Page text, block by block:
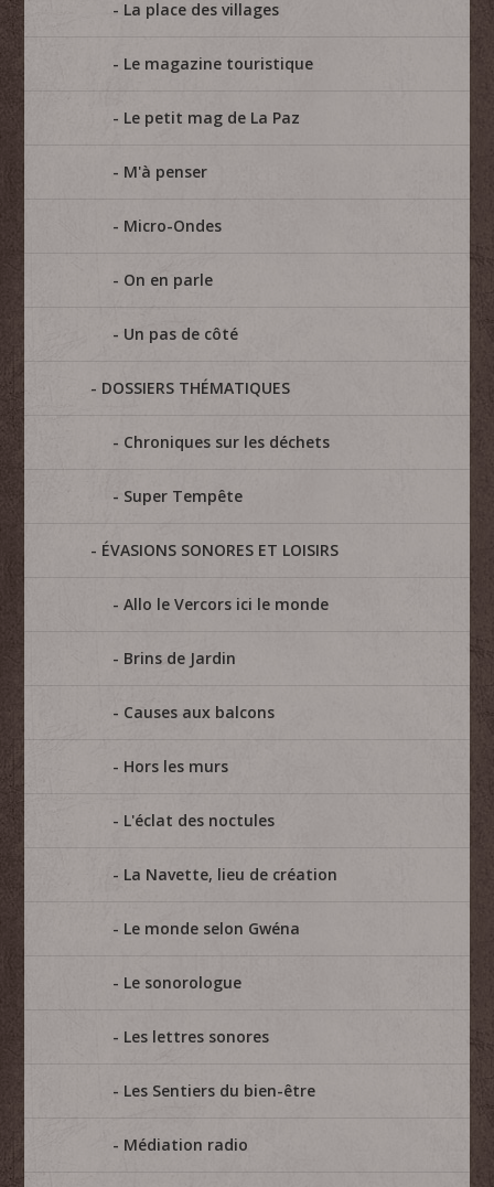
La place des villages
Le magazine touristique
Le petit mag de La Paz
M'à penser
Micro-Ondes
On en parle
Un pas de côté
DOSSIERS THÉMATIQUES
Chroniques sur les déchets
Super Tempête
ÉVASIONS SONORES ET LOISIRS
Allo le Vercors ici le monde
Brins de Jardin
Causes aux balcons
Hors les murs
L'éclat des noctules
La Navette, lieu de création
Le monde selon Gwéna
Le sonorologue
Les lettres sonores
Les Sentiers du bien-être
Médiation radio